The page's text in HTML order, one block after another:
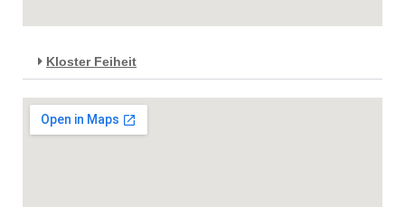
Kloster Feiheit